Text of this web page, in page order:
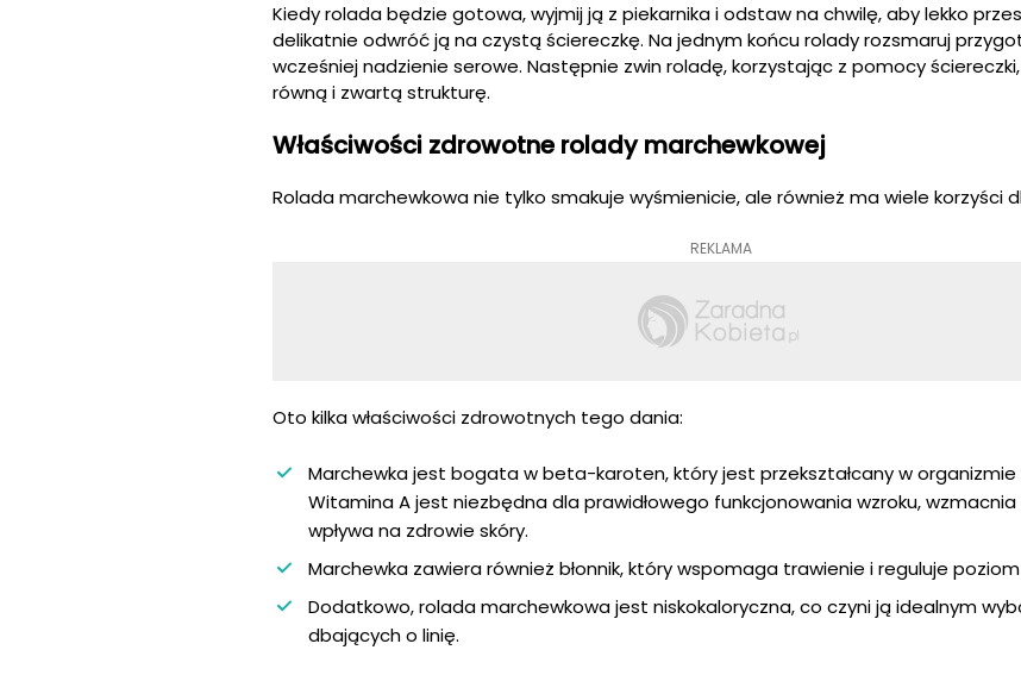
Kiedy rolada będzie gotowa, wyjmij ją z piekarnika i odstaw na chwilę, aby lekko
delikatnie odwróć ją na czystą ściereczkę. Na jednym końcu rolady rozsmaruj
wcześniej nadzienie serowe. Następnie zwin roladę, korzystając z pomocy
równą i zwartą strukturę.
Właściwości zdrowotne rolady marchewkowej
Rolada marchewkowa nie tylko smakuje wyśmienicie, ale również ma wiele korzyści
REKLAMA
Oto kilka właściwości zdrowotnych tego dania:
Marchewka jest bogata w beta-karoten, który jest przekształcany w organizmie
Witamina A jest niezbędna dla prawidłowego funkcjonowania wzroku,
wpływa na zdrowie skóry.
Marchewka zawiera również błonnik, który wspomaga trawienie i reguluje poziom
Dodatkowo, rolada marchewkowa jest niskokaloryczna, co czyni ją idealnym
dbających o linię.